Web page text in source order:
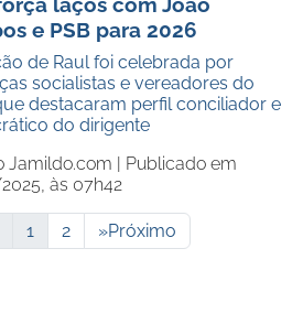
e PSB para 2026
de Raul foi celebrada por
socialistas e vereadores do
destacaram perfil conciliador e
do dirigente
Jamildo.com | Publicado em
às 07h42
1 2 »Próximo